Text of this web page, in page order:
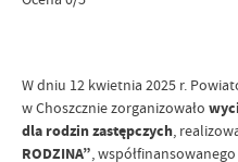
W dniu 12 kwietnia 2025 r.
w Choszcznie zorganizowało
dla rodzin zastępczych,
RODZINA”,